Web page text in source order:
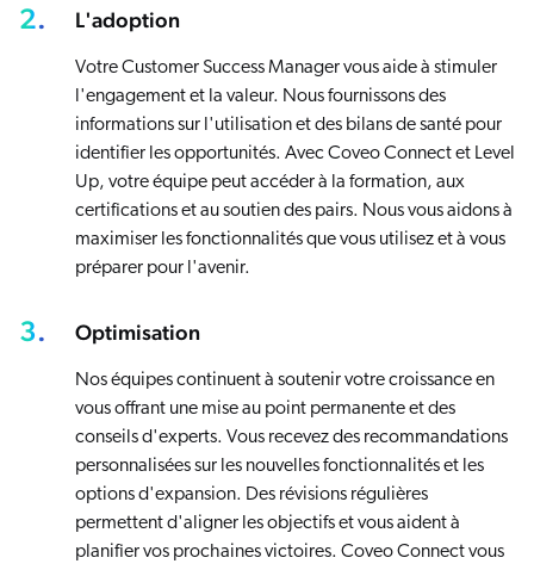
2. L'adoption
Votre Customer Success Manager vous aide à stimuler
l'engagement et la valeur. Nous fournissons des
informations sur l'utilisation et des bilans de santé pour
identifier les opportunités. Avec Coveo Connect et Level
Up, votre équipe peut accéder à la formation, aux
certifications et au soutien des pairs. Nous vous aidons à
maximiser les fonctionnalités que vous utilisez et à vous
préparer pour l'avenir.
3. Optimisation
Nos équipes continuent à soutenir votre croissance en
vous offrant une mise au point permanente et des
conseils d'experts. Vous recevez des recommandations
personnalisées sur les nouvelles fonctionnalités et les
options d'expansion. Des révisions régulières
permettent d'aligner les objectifs et vous aident à
planifier vos prochaines victoires. Coveo Connect vous